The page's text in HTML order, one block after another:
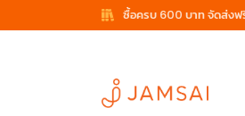
ซื้อครบ 600 บาท จัดส่งฟ